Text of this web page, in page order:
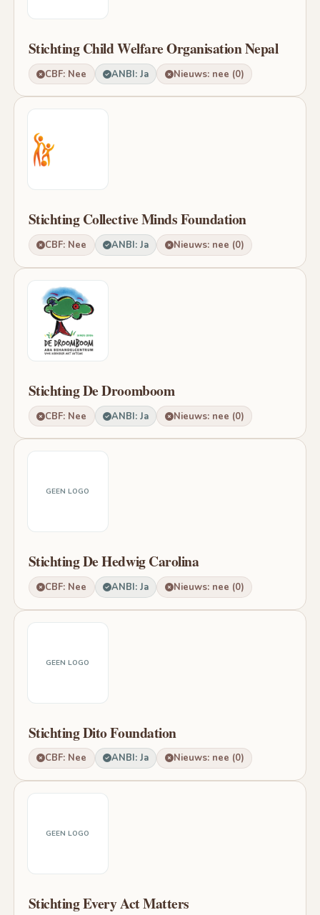
Stichting Child Welfare Organisation Nepal
CBF: Nee ANBI: Ja Nieuws: nee (0)
Stichting Collective Minds Foundation
CBF: Nee ANBI: Ja Nieuws: nee (0)
Stichting De Droomboom
CBF: Nee ANBI: Ja Nieuws: nee (0)
GEEN LOGO
Stichting De Hedwig Carolina
CBF: Nee ANBI: Ja Nieuws: nee (0)
GEEN LOGO
Stichting Dito Foundation
CBF: Nee ANBI: Ja Nieuws: nee (0)
GEEN LOGO
Stichting Every Act Matters